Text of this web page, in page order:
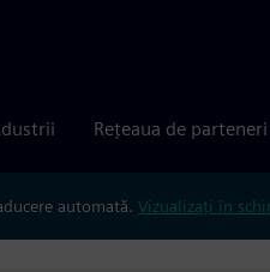
Rețeaua de parteneri
automată. Vizualizați în